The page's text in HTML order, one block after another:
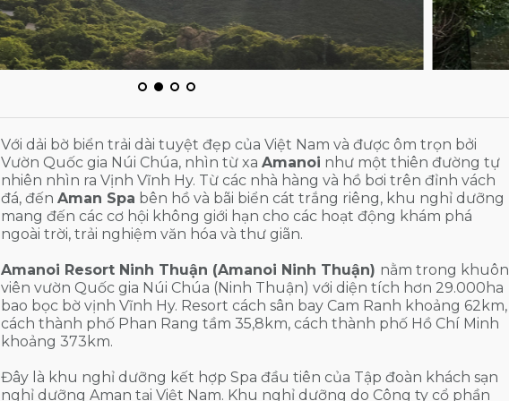
Với dải bờ biển trải dài tuyệt đẹp của Việt Nam và được ôm trọn bởi
Vườn Quốc gia Núi Chúa, nhìn từ xa Amanoi như một thiên đường tự
nhiên nhìn ra Vịnh Vĩnh Hy. Từ các nhà hàng và hồ bơi trên đỉnh vách
đá, đến Aman Spa bên hồ và bãi biển cát trắng riêng, khu nghỉ dưỡng
mang đến các cơ hội không giới hạn cho các hoạt động khám phá
ngoài trời, trải nghiệm văn hóa và thư giãn.
Amanoi Resort Ninh Thuận (Amanoi Ninh Thuận) nằm trong khuôn
viên vườn Quốc gia Núi Chúa (Ninh Thuận) với diện tích hơn 29.000ha
bao bọc bờ vịnh Vĩnh Hy. Resort cách sân bay Cam Ranh khoảng 62km,
cách thành phố Phan Rang tầm 35,8km, cách thành phố Hồ Chí Minh
khoảng 373km.
Đây là khu nghỉ dưỡng kết hợp Spa đầu tiên của Tập đoàn khách sạn
nghỉ dưỡng Aman tại Việt Nam. Khu nghỉ dưỡng do Công ty cổ phần